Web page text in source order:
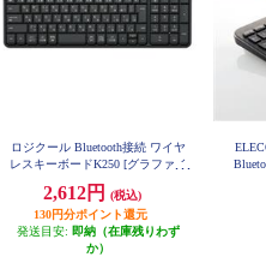
ロジクール Bluetooth接続 ワイヤ
レスキーボードK250 [グラファイ
2,612円
(税込)
130円分ポイント還元
発送目安: 即納（在庫残りわず
か）
池式